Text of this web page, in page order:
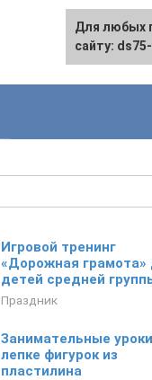
Игровой тренинг
«Дорожная грамота»
детей средней
Праздник
Занимательные
лепке фигурок из
пластилина
Для любых
сайту: